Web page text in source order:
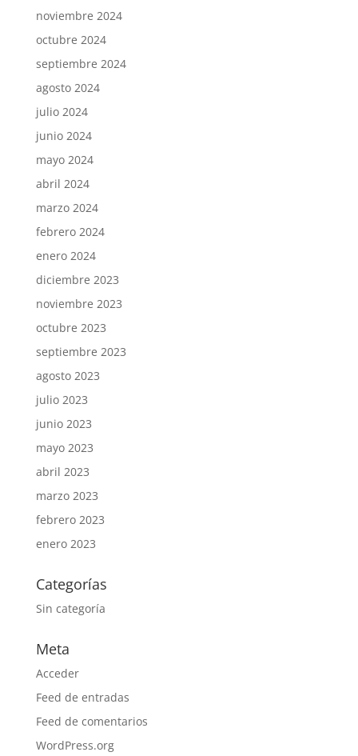
noviembre 2024
octubre 2024
septiembre 2024
agosto 2024
julio 2024
junio 2024
mayo 2024
abril 2024
marzo 2024
febrero 2024
enero 2024
diciembre 2023
noviembre 2023
octubre 2023
septiembre 2023
agosto 2023
julio 2023
junio 2023
mayo 2023
abril 2023
marzo 2023
febrero 2023
enero 2023
Categorías
Sin categoría
Meta
Acceder
Feed de entradas
Feed de comentarios
WordPress.org